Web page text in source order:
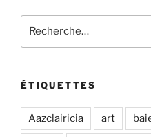
pour
ÉTIQUETTES
Aazclairicia art